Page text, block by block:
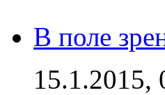
В поле
15.1.2015,